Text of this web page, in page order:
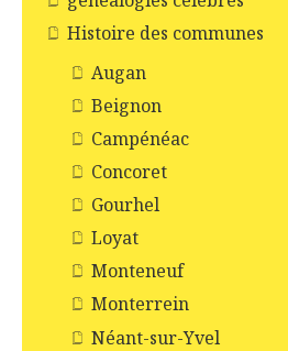
Histoire des communes
Augan
Beignon
Campénéac
Concoret
Gourhel
Loyat
Monteneuf
Monterrein
Néant-sur-Yvel